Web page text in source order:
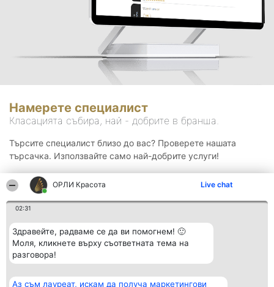
ОРЛИ Красота Live chat
02:31
Здравейте, радваме се да ви помогнем! 🙂
Моля, кликнете върху съответната тема на
разговора!
Аз съм лауреат, искам да получа маркетингови
Намерете специалист
Класацията събира, най - добрите в бранша.
Търсите специалист близо до вас? Проверете нашата
търсачка. Използвайте само най-добрите услуги!
Организатор на Класация Контакти